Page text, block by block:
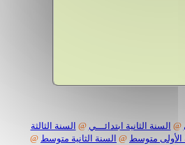
@ السنة الثانية ابتدائـــي @ السنة الثالثة
الأولى متوسط @ السنة الثانية متوسط @